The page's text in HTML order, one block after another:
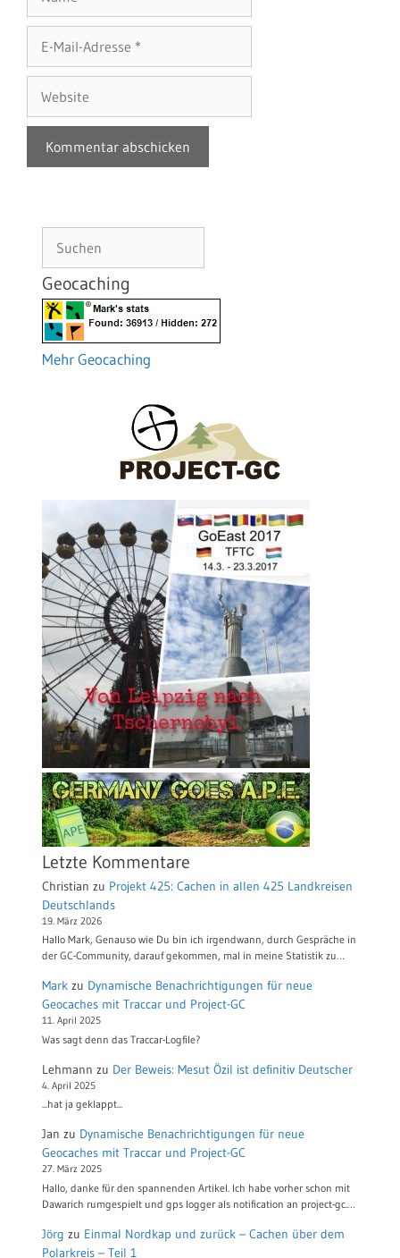
Mail-
Adresse
Geocaching
Mehr Geocaching
Letzte Kommentare
Christian zu Projekt 425: Cachen in allen 425 Landkreisen
Deutschlands
19. März 2026
Hallo Mark, Genauso wie Du bin ich irgendwann, durch Gespräche in
der GC-Community, darauf gekommen, mal in meine Statistik zu…
Mark zu Dynamische Benachrichtigungen für neue
Geocaches mit Traccar und Project-GC
11. April 2025
Was sagt denn das Traccar-Logfile?
Lehmann zu Der Beweis: Mesut Özil ist definitiv Deutscher
4. April 2025
...hat ja geklappt...
Jan zu Dynamische Benachrichtigungen für neue
Geocaches mit Traccar und Project-GC
27. März 2025
Hallo, danke für den spannenden Artikel. Ich habe vorher schon mit
Dawarich rumgespielt und gps logger als notification an project-gc.…
Jörg zu Einmal Nordkap und zurück – Cachen über dem
Polarkreis – Teil 1